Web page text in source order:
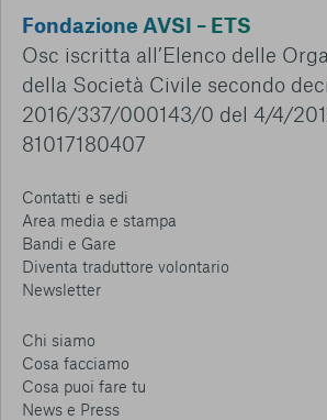
Fondazione AVSI – ETS
Osc iscritta all’Elenco delle
della Società Civile secondo
2016/337/000143/0 del 4/4/
81017180407
Contatti e sedi
Area media e stampa
Bandi e Gare
Diventa traduttore volontario
Newsletter
Chi siamo
Cosa facciamo
Cosa puoi fare tu
News e Press